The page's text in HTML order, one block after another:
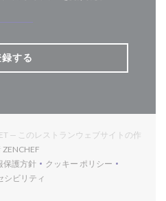
する
— このレストランウェブサイトの作
ZENCHEF
ます))
ドウで開きます))
保護方針
((新しいウィンドウで開きます))
クッキー ポリシー
((新しいウィンドウで
シビリティ
((新しいウィンドウで開きます))